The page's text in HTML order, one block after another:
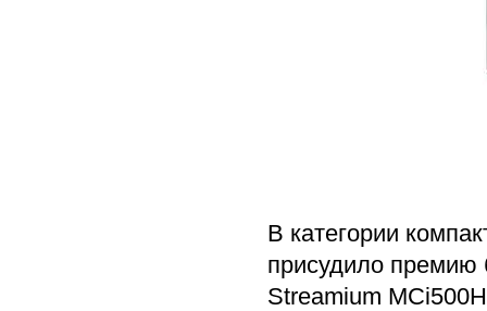
В категории
присудило премию
Streamium